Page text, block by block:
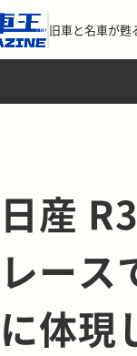
旧車と名車が甦
日産
レース
に体現